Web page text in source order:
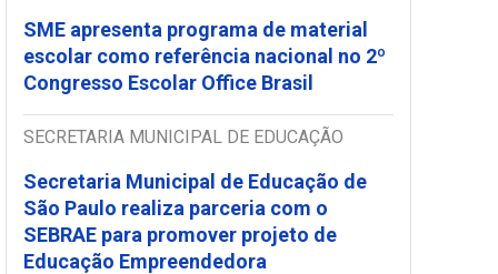
SME apresenta programa de material
escolar como referência nacional no 2º
Congresso Escolar Office Brasil
SECRETARIA MUNICIPAL DE EDUCAÇÃO
Secretaria Municipal de Educação de
São Paulo realiza parceria com o
SEBRAE para promover projeto de
Educação Empreendedora